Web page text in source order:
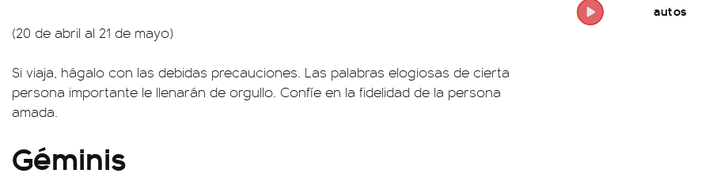
(20 de abril al 21 de mayo)
Si viaja, hágalo con las debidas precauciones. Las palabras elogiosas de cierta
persona importante le llenarán de orgullo. Confíe en la fidelidad de la persona
amada.
Géminis
autos